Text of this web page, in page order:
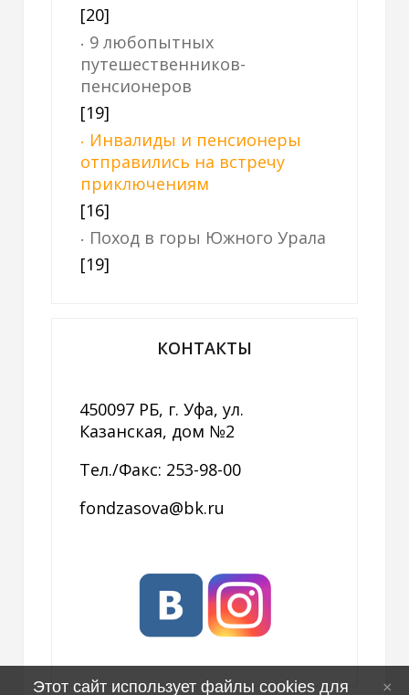
[20]
9 любопытных
путешественников-
пенсионеров
[19]
Инвалиды и пенсионеры
отправились на встречу
приключениям
[16]
Поход в горы Южного Урала
[19]
КОНТАКТЫ
450097 РБ, г. Уфа, ул.
Казанская, дом №2
Тел./Факс: 253-98-00
fondzasova@bk.ru
Этот сайт использует файлы cookies для